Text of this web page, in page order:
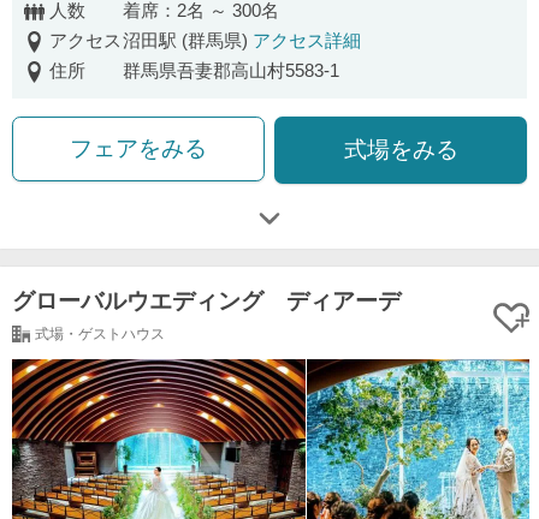
人数
着席：2名 ～ 300名
アクセス沼田駅 (群馬県) アクセス詳細
住所
群馬県吾妻郡高山村5583-1
フェアをみる 式場をみる
グローバルウエディング ディアーデ
式場・ゲストハウス